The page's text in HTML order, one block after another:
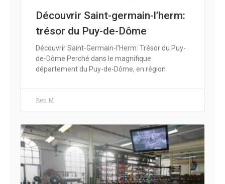
Découvrir Saint-germain-l’herm:
trésor du Puy-de-Dôme
Découvrir Saint-Germain-l’Herm: Trésor du Puy-
de-Dôme Perché dans le magnifique
département du Puy-de-Dôme, en région
Ben M